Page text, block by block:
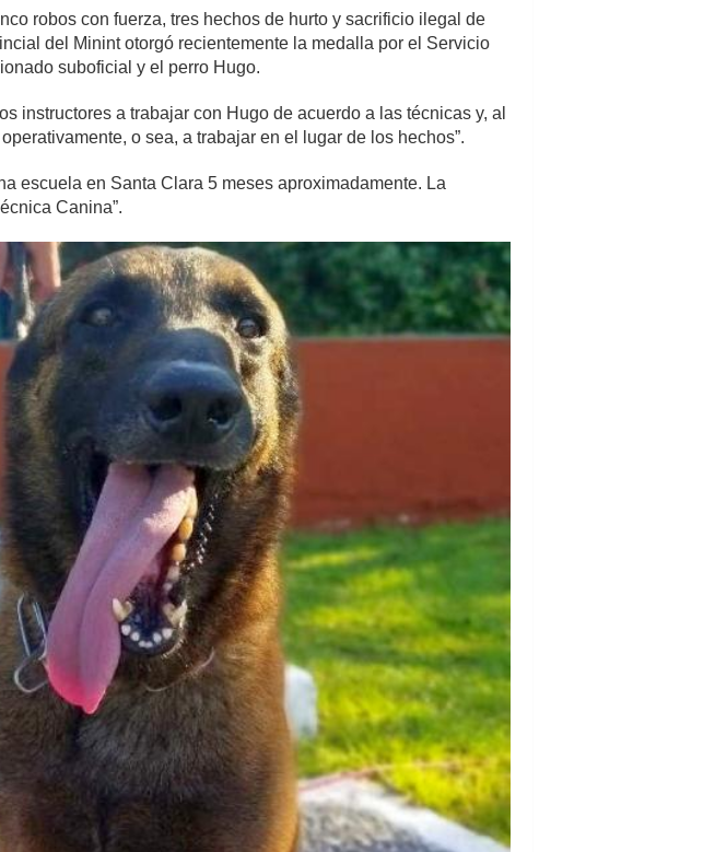
robos con fuerza, tres hechos de hurto y sacrificio ilegal de
del Minint otorgó recientemente la medalla por el Servicio
suboficial y el perro Hugo.
instructores a trabajar con Hugo de acuerdo a las técnicas y, al
o sea, a trabajar en el lugar de los hechos”.
escuela en Santa Clara 5 meses aproximadamente. La
Canina”.